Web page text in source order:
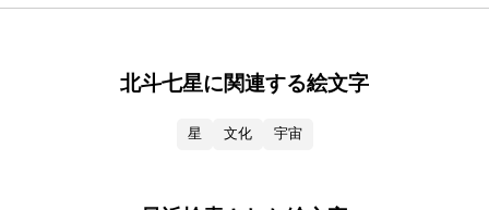
北斗七星に関連する絵文字
星 文化 宇宙